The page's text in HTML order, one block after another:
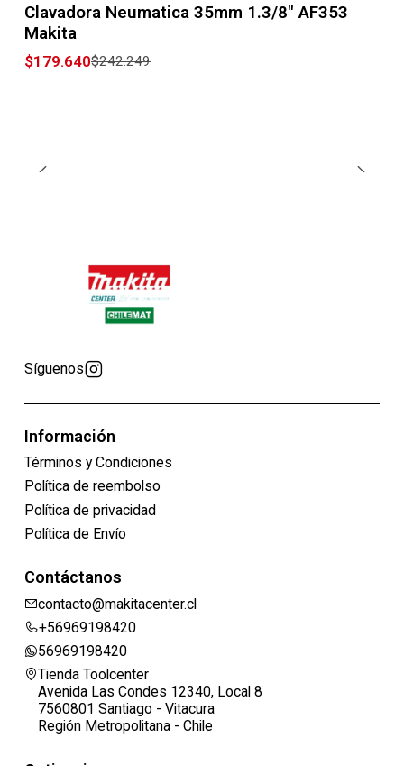
Clavadora Neumatica 35mm 1.3/8" AF353
Makita
$179.640$242.249
Síguenos
Información
Términos y Condiciones
Política de reembolso
Política de privacidad
Política de Envío
Contáctanos
contacto@makitacenter.cl
+56969198420
56969198420
Tienda Toolcenter
Avenida Las Condes 12340, Local 8
7560801 Santiago - Vitacura
Región Metropolitana - Chile